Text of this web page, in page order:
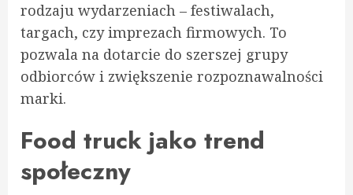
rodzaju wydarzeniach – festiwalach,
targach, czy imprezach firmowych. To
pozwala na dotarcie do szerszej grupy
odbiorców i zwiększenie rozpoznawalności
marki.
Food truck jako trend
społeczny